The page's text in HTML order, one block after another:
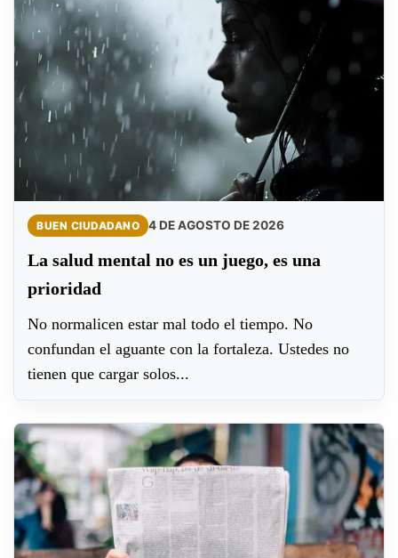
BUEN CIUDADANO 4 DE AGOSTO DE 2026
La salud mental no es un juego, es una
prioridad
No normalicen estar mal todo el tiempo. No
confundan el aguante con la fortaleza. Ustedes no
tienen que cargar solos...